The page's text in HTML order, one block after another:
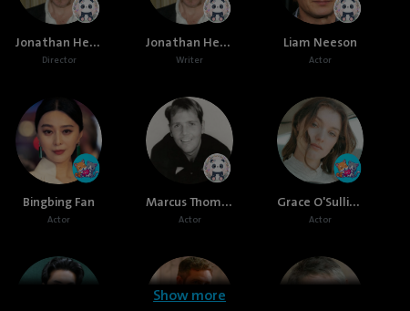
Jonathan Hensleigh
Director
Jonathan Hensleigh
Writer
Liam Neeson
Actor
Bingbing Fan
Actor
Marcus Thomas
Actor
Grace O'Sullivan
Actor
Show more